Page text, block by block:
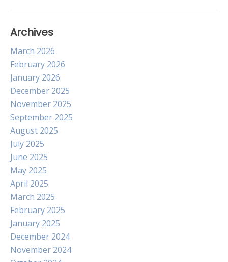
Archives
March 2026
February 2026
January 2026
December 2025
November 2025
September 2025
August 2025
July 2025
June 2025
May 2025
April 2025
March 2025
February 2025
January 2025
December 2024
November 2024